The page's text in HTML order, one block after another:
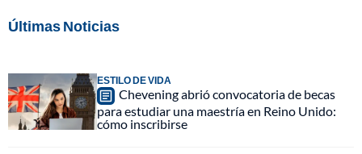
Últimas Noticias
ESTILO DE VIDA
Chevening abrió convocatoria de becas
para estudiar una maestría en Reino Unido:
cómo inscribirse